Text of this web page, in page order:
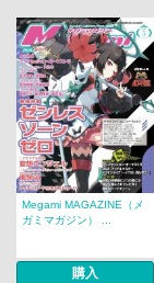
Megami MAGAZINE（メ
ガミマガジン） ...
購入